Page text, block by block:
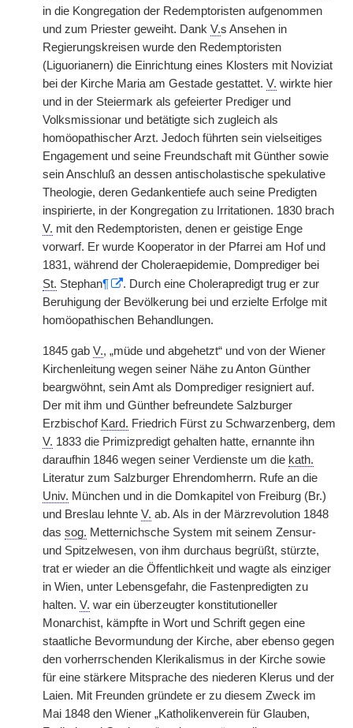
in die Kongregation der Redemptoristen aufgenommen
und zum Priester geweiht. Dank V.s Ansehen in
Regierungskreisen wurde den Redemptoristen
(Liguorianern) die Einrichtung eines Klosters mit Noviziat
bei der Kirche Maria am Gestade gestattet. V. wirkte hier
und in der Steiermark als gefeierter Prediger und
Volksmissionar und betätigte sich zugleich als
homöopathischer Arzt. Jedoch führten sein vielseitiges
Engagement und seine Freundschaft mit Günther sowie
sein Anschluß an dessen antischolastische spekulative
Theologie, deren Gedankentiefe auch seine Predigten
inspirierte, in der Kongregation zu Irritationen. 1830 brach
V. mit den Redemptoristen, denen er geistige Enge
vorwarf. Er wurde Kooperator in der Pfarrei am Hof und
1831, während der Choleraepidemie, Domprediger bei
St. Stephan¶
. Durch eine Cholerapredigt trug er zur
Beruhigung der Bevölkerung bei und erzielte Erfolge mit
homöopathischen Behandlungen.
1845 gab V., „müde und abgehetzt“ und von der Wiener
Kirchenleitung wegen seiner Nähe zu Anton Günther
beargwöhnt, sein Amt als Domprediger resigniert auf.
Der mit ihm und Günther befreundete Salzburger
Erzbischof Kard. Friedrich Fürst zu Schwarzenberg, dem
V. 1833 die Primizpredigt gehalten hatte, ernannte ihn
daraufhin 1846 wegen seiner Verdienste um die kath.
Literatur zum Salzburger Ehrendomherrn. Rufe an die
Univ. München und in die Domkapitel von Freiburg (Br.)
und Breslau lehnte V. ab. Als in der Märzrevolution 1848
das sog. Metternichsche System mit seinem Zensur-
und Spitzelwesen, von ihm durchaus begrüßt, stürzte,
trat er wieder an die Öffentlichkeit und wagte als einziger
in Wien, unter Lebensgefahr, die Fastenpredigten zu
halten. V. war ein überzeugter konstitutioneller
Monarchist, kämpfte in Wort und Schrift gegen eine
staatliche Bevormundung der Kirche, aber ebenso gegen
den vorherrschenden Klerikalismus in der Kirche sowie
für eine stärkere Mitsprache des niederen Klerus und der
Laien. Mit Freunden gründete er zu diesem Zweck im
Mai 1848 den Wiener „Katholikenverein für Glauben,